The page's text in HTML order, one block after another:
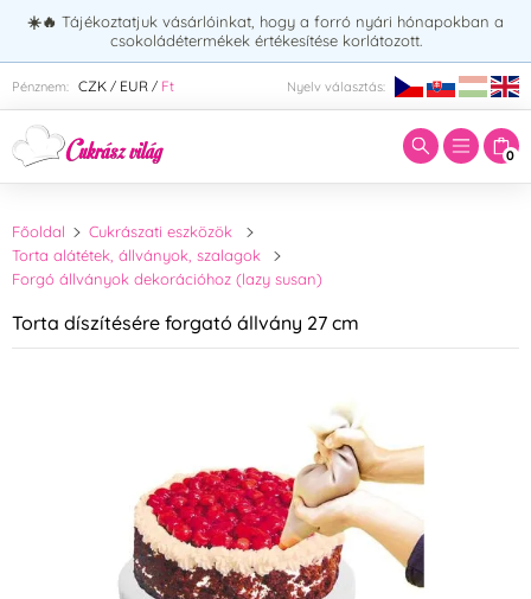
☀️🔥 Tájékoztatjuk vásárlóinkat, hogy a forró nyári hónapokban a
csokoládétermékek értékesítése korlátozott.
Pénznem: CZK / EUR / Ft Nyelv választás:
0
Adja meg a keresett kifejezést:
Főoldal
Cukrászati eszközök
Torta alátétek, állványok, szalagok
Forgó állványok dekorációhoz (lazy susan)
Torta díszítésére forgató állvány 27 cm